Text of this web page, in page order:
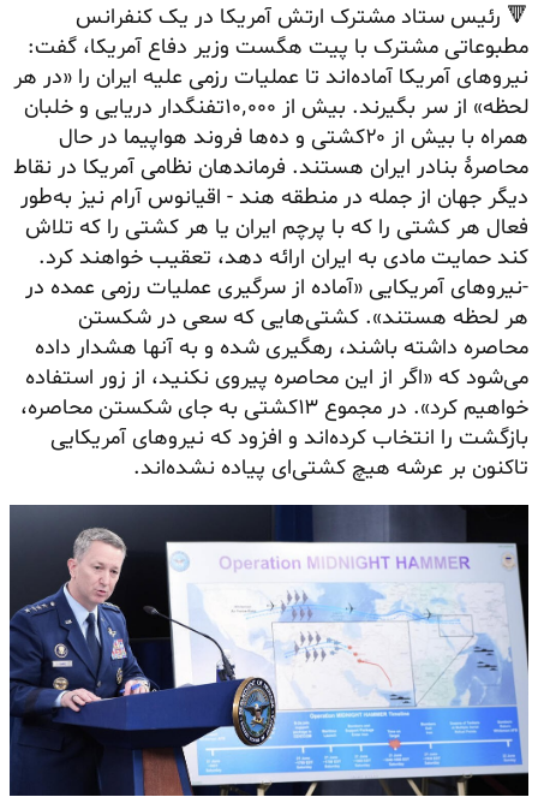
🔻 رئیس ستاد مشترک ارتش آمریکا در یک کنفرانس
مطبوعاتی مشترک با پیت هگست وزیر دفاع آمریکا، گفت:
نیروهای آمریکا آماده‌اند تا عملیات رزمی علیه ایران را «در هر
لحظه‌» از سر بگیرند. بیش از ۱۰٬۰۰۰تفنگدار دریایی و خلبان
همراه با بیش از ۲۰کشتی و ده‌ها فروند هواپیما در حال
محاصرهٔ بنادر ایران هستند. فرماندهان نظامی آمریکا در نقاط
دیگر جهان از جمله در منطقه هند - اقیانوس آرام نیز به‌طور
فعال هر کشتی را که با پرچم ایران یا هر کشتی را که تلاش
کند حمایت مادی به ایران ارائه دهد، تعقیب خواهند کرد.
-نیروهای آمریکایی «آماده از سرگیری عملیات رزمی عمده در
هر لحظه هستند». کشتی‌هایی که سعی در شکستن
محاصره داشته باشند، رهگیری شده و به آنها هشدار داده
می‌شود که «اگر از این محاصره پیروی نکنید، از زور استفاده
خواهیم کرد». در مجموع ۱۳کشتی به جای شکستن محاصره،
بازگشت را انتخاب کرده‌اند و افزود که نیروهای آمریکایی
تاکنون بر عرشه هیچ کشتی‌ای پیاده نشده‌اند.